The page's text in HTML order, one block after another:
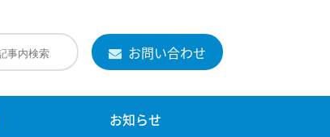
お問い合わせ
お知らせ